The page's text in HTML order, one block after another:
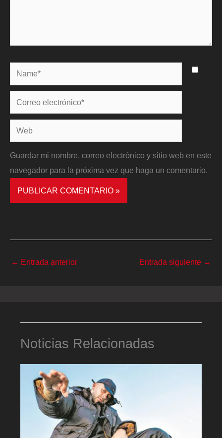
Name*
Correo
electrónico*
Web
Guardar mi nombre, correo electrónico y sitio web en este
navegador para la próxima vez que haga un comentario.
← Entrada anterior Entrada siguiente →
Noticias Relacionadas